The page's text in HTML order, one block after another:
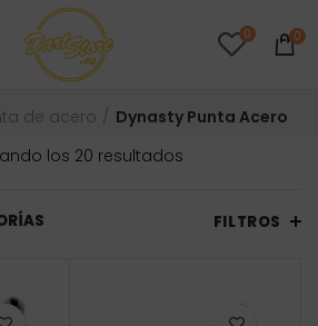
0 0
de acero
Dynasty Punta Acero
los 20 resultados
bajoFILTROS